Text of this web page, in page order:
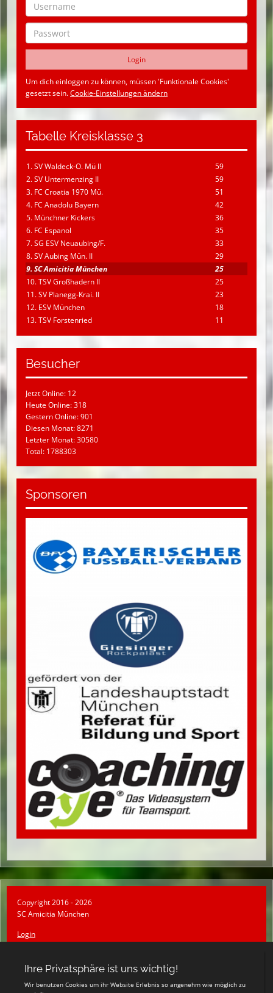
Um dich einloggen zu können, müssen 'Funktionale Cookies'
gesetzt sein.Cookie-Einstellungen ändern
Tabelle Kreisklasse 3
1. SV Waldeck-O. Mü II
59
2. SV Untermenzing II
59
3. FC Croatia 1970 Mü.
51
4. FC Anadolu Bayern
42
5. Münchner Kickers
36
6. FC Espanol
35
7. SG ESV Neuaubing/F.
33
8. SV Aubing Mün. II
29
9. SC Amicitia München
25
10. TSV Großhadern II
25
11. SV Planegg-Krai. II
23
12. ESV München
18
13. TSV Forstenried
11
Besucher
Jetzt Online: 12
Heute Online: 318
Gestern Online: 901
Diesen Monat: 8271
Letzter Monat: 30580
Total: 1788303
Sponsoren
Copyright 2016 - 2026
SC Amicitia München
Login
Impressum
Datenschutzerklärung